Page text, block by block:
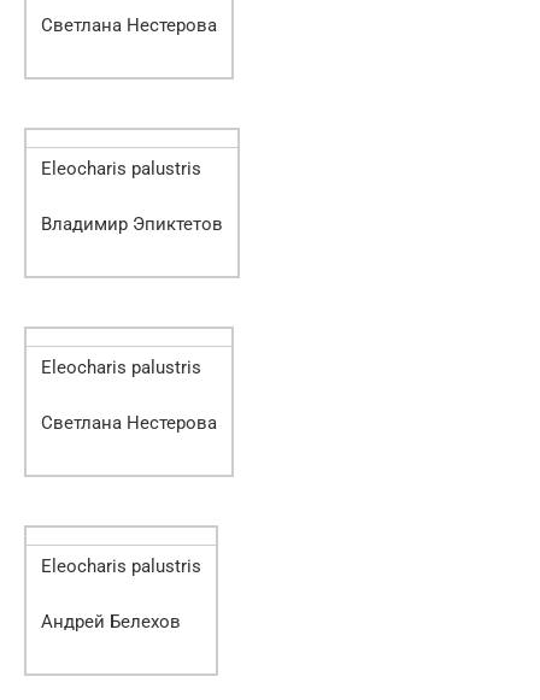
Светлана Нестерова
Eleocharis palustris
Владимир Эпиктетов
Eleocharis palustris
Светлана Нестерова
Eleocharis palustris
Андрей Белехов